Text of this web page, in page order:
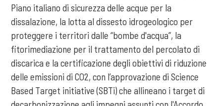
Piano italiano di sicurezza delle acque per la
dissalazione, la lotta al dissesto idrogeologico per
proteggere i territori dalle “bombe d'acqua”, la
fitorimediazione per il trattamento del percolato di
discarica e la certificazione degli obiettivi di riduzione
delle emissioni di CO2, con l’approvazione di Science
Based Target initiative (SBTi) che allineano i target di